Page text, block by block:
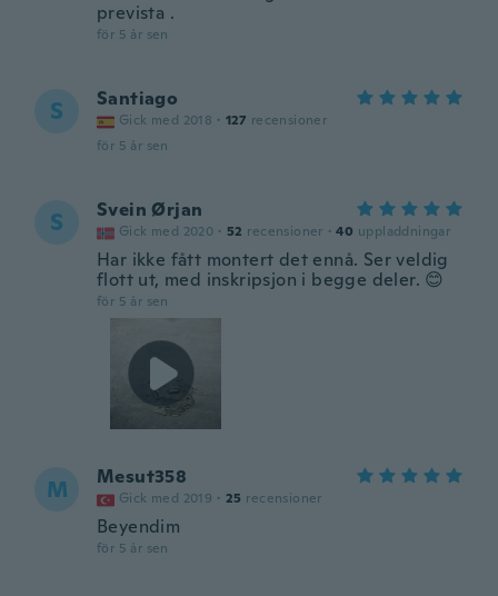
prevista .
för 5 år sen
S Santiago
Gick med 2018 · 127 recensioner
för 5 år sen
S Svein Ørjan
Gick med 2020 · 52 recensioner · 40 uppladdningar
Har ikke fått montert det ennå. Ser veldig
flott ut, med inskripsjon i begge deler. 😊
för 5 år sen
M Mesut358
Gick med 2019 · 25 recensioner
Beyendim
för 5 år sen